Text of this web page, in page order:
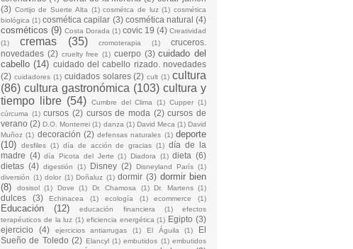
(3) Cortijo de Suerte Alta (1) cosmétca de luz (1) cosmética
biológica (1) cosmética capilar (3) cosmética natural (4)
cosméticos (9) Costa Dorada (1) covic 19 (4) Creatividad
(1)
cremas (35) cromoterapia (1)
cruceros.
novedades (2) cruelty free (1) cuerpo (3) cuidado del
cabello (14) cuidado del cabello rizado. novedades
(2) cuidadores (1) cuidados solares (2) cult (1) cultura
(86) cultura gastronómica (103) cultura y
tiempo libre (54) Cumbre del Clima (1) Cupper (1)
cúrcuma (1) cursos (2) cursos de moda (2) cursos de
verano (2) D.O. Monterrei (1) danza (1) David Meca (1) David
Muñoz (1) decoración (2) defensas naturales (1) deporte
(10)
desfiles (1) día de acción de gracias (1) día de la
madre (4) día Picota del Jerte (1) Diadora (1) dieta (6)
dietas (4) digestión (1) Disney (2) Disneyland París (1)
diversión (1) dolor (1) Doñaluz (1) dormir (3) dormir bien
(8)
dosisol (1) Dove (1) Dr. Chamosa (1) Dr. Martens (1)
dulces (3) Echinacea (1) ecología (1) ecommerce (1)
Educación (12) educación financiera (1)
efectos
terapéuticos de la luz (1) eficiencia energética (1) Egipto (3)
ejercicio
(4) ejercicios antiarrugas (1) El Águila (1)
El
Sueño de Toledo (2) Elancyl (1) embutidos (1) embutidos